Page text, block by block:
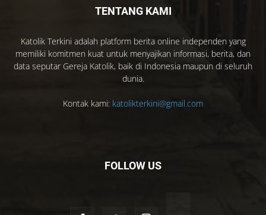
TENTANG KAMI
Katolik Terkini adalah platform berita online independen yang
memiliki komitmen kuat untuk menyajikan informasi, berita, dan
data seputar Gereja Katolik, baik di Indonesia maupun di seluruh
dunia.
Kontak kami: katolikterkini@gmail.com
FOLLOW US